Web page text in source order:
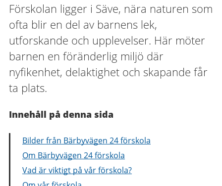
Förskolan ligger i Säve, nära naturen som
ofta blir en del av barnens lek,
utforskande och upplevelser. Här möter
barnen en föränderlig miljö där
nyfikenhet, delaktighet och skapande får
ta plats.
Innehåll på denna sida
Bilder från Bärbyvägen 24 förskola
Om Bärbyvägen 24 förskola
Vad är viktigt på vår förskola?